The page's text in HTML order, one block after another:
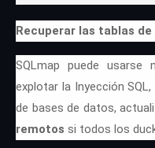
Recuperar las tablas
SQLmap puede
explotar la Inyección
de bases de datos,
remotos si todos los